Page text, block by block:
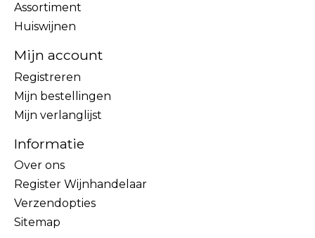
Assortiment
Huiswijnen
Mijn account
Registreren
Mijn bestellingen
Mijn verlanglijst
Informatie
Over ons
Register Wijnhandelaar
Verzendopties
Sitemap